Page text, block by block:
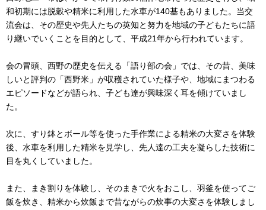
和初期には脱穀や精米に利用した水車が140基もありました。当交
流会は、その歴史や先人たちの英知と努力を地域の子どもたちに語
り継いでいくことを目的として、平成21年から行われています。
会の冒頭、西野の歴史を伝える「語り部の会」では、その昔、美味
しいと評判の「西野米」が収穫されていた様子や、地域にまつわる
エピソードなどが語られ、子ども達が興味深く耳を傾けていまし
た。
次に、すり鉢とボール等を使った手作業による精米の大変さを体験
後、水車を利用した精米を見学し、先人達の工夫を凝らした技術に
目を丸くしていました。
また、まき割りを体験し、そのまきで火をおこし、羽釜を使ってご
飯を炊き、精米から炊飯まで昔ながらの炊事の大変さを体験しまし